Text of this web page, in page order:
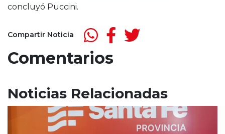
concluyó Puccini.
Compartir Noticia
Comentarios
Noticias Relacionadas